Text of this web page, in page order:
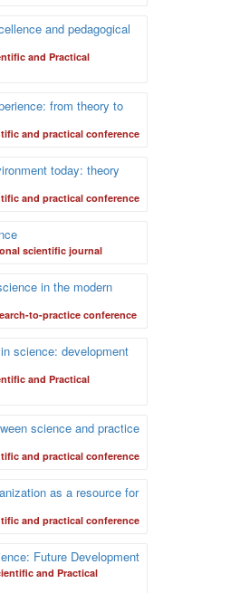
and pedagogical
and Practical
from theory to
and practical conference
today: theory
and practical conference
scientific journal
in the modern
to-practice conference
science: development
and Practical
science and practice
and practical conference
as a resource for
and practical conference
Future Development
and Practical